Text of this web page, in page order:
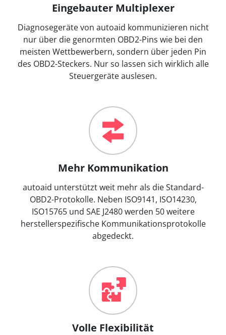
Eingebauter Multiplexer
Diagnosegeräte von autoaid kommunizieren nicht
nur über die genormten OBD2-Pins wie bei den
meisten Wettbewerbern, sondern über jeden Pin
des OBD2-Steckers. Nur so lassen sich wirklich alle
Steuergeräte auslesen.
Mehr Kommunikation
autoaid unterstützt weit mehr als die Standard-
OBD2-Protokolle. Neben ISO9141, ISO14230,
ISO15765 und SAE J2480 werden 50 weitere
herstellerspezifische Kommunikationsprotokolle
abgedeckt.
Volle Flexibilität